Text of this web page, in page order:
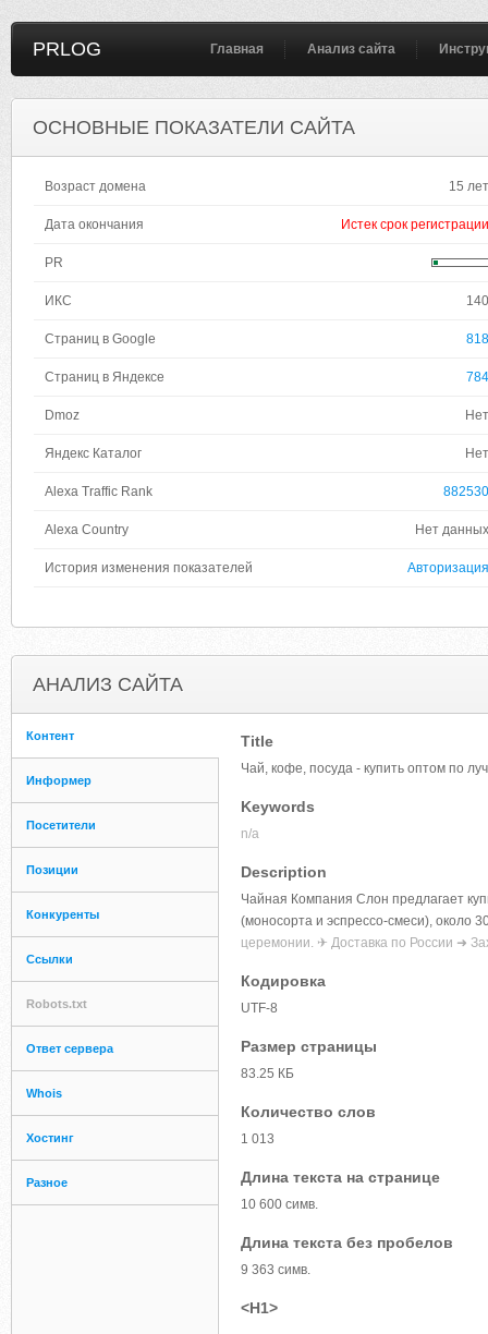
PRLOG Главная Анализ сайта
ОСНОВНЫЕ ПОКАЗАТЕЛИ САЙТА
Возраст домена 15 лет
Дата окончания Истек срок регистрации
PR
ИКС 140
Страниц в Google 818
Страниц в Яндексе 784
Dmoz Нет
Яндекс Каталог Нет
Alexa Traffic Rank 882530
Alexa Country Нет данных
История изменения показателей Авторизация
АНАЛИЗ САЙТА
Контент
Информер
Посетители
Позиции
Конкуренты
Ссылки
Robots.txt
Ответ сервера
Whois
Хостинг
Разное
Title
Чай, кофе, посуда - купить оптом по
Keywords
n/a
Description
Чайная Компания Слон предлагает
(моносорта и эспрессо-смеси), около
церемонии. ✈ Доставка по России ➜
Кодировка
UTF-8
Размер страницы
83.25 КБ
Количество слов
1 013
Длина текста на странице
10 600 симв.
Длина текста без пробелов
9 363 симв.
<H1>